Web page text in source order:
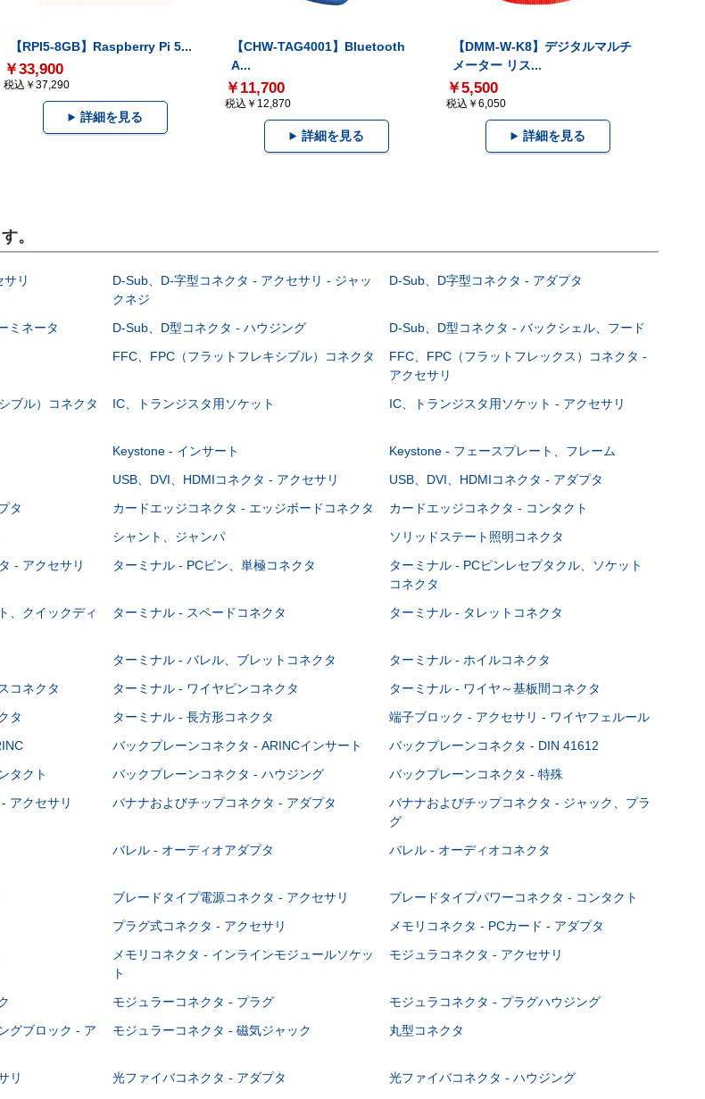
【RPI5-8GB】Raspberry Pi 5...
￥33,900
税込￥37,290
詳細を見る
【CHW-TAG4001】Bluetooth
A...
￥11,700
税込￥12,870
詳細を見る
【DMM-W-K8】デジタルマルチ
メーター リス...
￥5,500
税込￥6,050
詳細を見る
。
リ
D-Sub、D-字型コネクタ - アクセサリ - ジャッ
クネジ
D-Sub、D字型コネクタ - アダプタ
ミネータ D-Sub、D型コネクタ - ハウジング
D-Sub、D型コネクタ - バックシェル、フード
FFC、FPC（フラットフレキシブル）コネクタ
FFC、FPC（フラットフレックス）コネクタ -
アクセサリ
ブル）コネクタ
IC、トランジスタ用ソケット IC、トランジスタ用ソケット - アクセサリ
Keystone - インサート
Keystone - フェースプレート、フレーム
USB、DVI、HDMIコネクタ - アクセサリ
USB、DVI、HDMIコネクタ - アダプタ
タ カードエッジコネクタ - エッジボードコネクタ
カードエッジコネクタ - コンタクト
シャント、ジャンパ
ソリッドステート照明コネクタ
- アクセサリ ターミナル - PCピン、単極コネクタ
ターミナル - PCピンレセプタクル、ソケット
コネクタ
、クイックディ
ターミナル - スペードコネクタ ターミナル - タレットコネクタ
ターミナル - バレル、ブレットコネクタ
ターミナル - ホイルコネクタ
コネクタ ターミナル - ワイヤピンコネクタ
ターミナル - ワイヤ～基板間コネクタ
タ ターミナル - 長方形コネクタ
端子ブロック - アクセサリ - ワイヤフェルール
バックプレーンコネクタ - ARINCインサート
バックプレーンコネクタ - DIN 41612
タクト バックプレーンコネクタ - ハウジング
バックプレーンコネクタ - 特殊
アクセサリ バナナおよびチップコネクタ - アダプタ
バナナおよびチップコネクタ - ジャック、プラ
グ
バレル - オーディオアダプタ バレル - オーディオコネクタ
ブレードタイプ電源コネクタ - アクセサリ
ブレードタイプパワーコネクタ - コンタクト
プラグ式コネクタ - アクセサリ
メモリコネクタ - PCカード - アダプタ
メモリコネクタ - インラインモジュールソケッ
ト
モジュラコネクタ - アクセサリ
モジュラーコネクタ - プラグ
モジュラコネクタ - プラグハウジング
グブロック - ア
モジュラーコネクタ - 磁気ジャック 丸型コネクタ
リ 光ファイバコネクタ - アダプタ
光ファイバコネクタ - ハウジング